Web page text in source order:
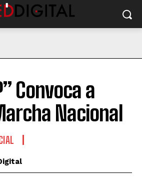
Convoca a
Nacional